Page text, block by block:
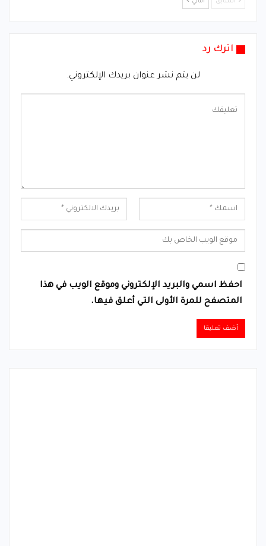
السابق التالي
اترك رد
لن يتم نشر عنوان بريدك الإلكتروني.
احفظ اسمي والبريد الإلكتروني وموقع الويب في هذا
المتصفح للمرة الأولى التي أعلق فيها.